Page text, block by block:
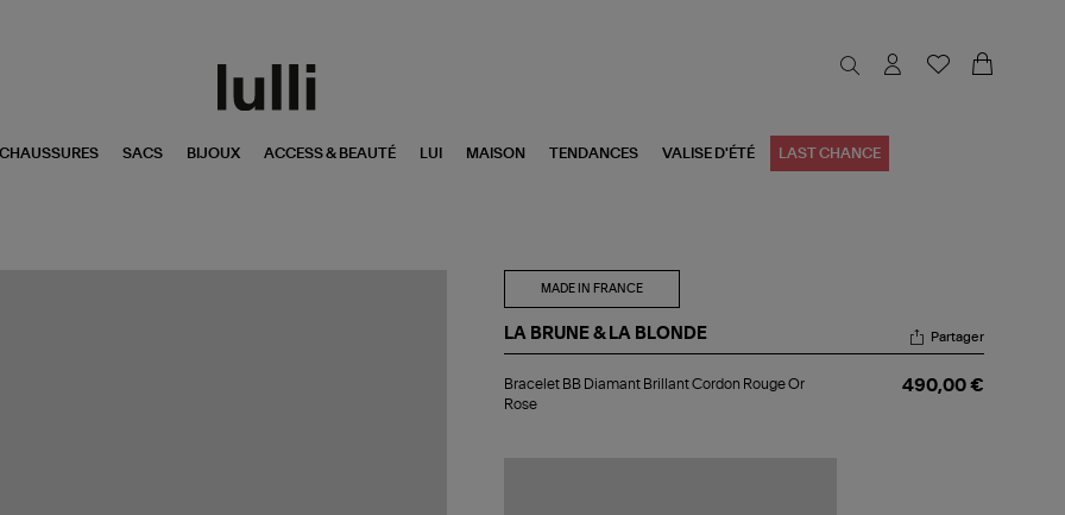
CHAUSSURES SACS BIJOUX ACCESS & BEAUTÉ LUI MAISON TENDANCES VALISE D'ÉTÉ LAST CHANCE
MADE IN FRANCE
LA BRUNE & LA BLONDE
BB
Diamant
Partager
Bracelet BB Diamant Brillant Cordon Rouge Or
Rose
490,00 €